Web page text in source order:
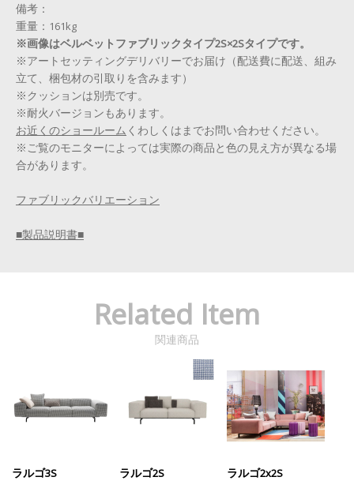
備考：
重量：161kg
※画像はベルベットファブリックタイプ2S×2Sタイプです。
※アートセッティングデリバリーでお届け（配送費に配送、組み
立て、梱包材の引取りを含みます）
※クッションは別売です。
※耐火バージョンもあります。
くわしくは
お近くのショールーム
までお問い合わせください。
※ご覧のモニターによっては実際の商品と色の見え方が異なる場
合があります。
ファブリックバリエーション
■製品説明書■
Related Item
関連商品
ラルゴ3S ラルゴ2S ラルゴ2x2S